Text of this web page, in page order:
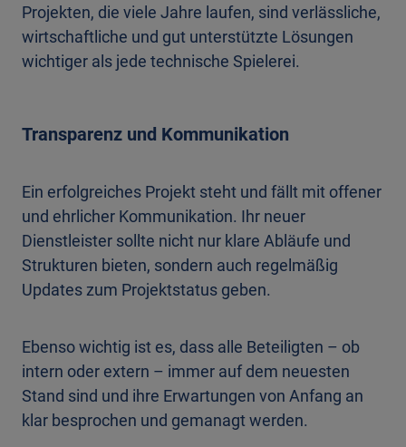
Projekten, die viele Jahre laufen, sind verlässliche,
wirtschaftliche und gut unterstützte Lösungen
wichtiger als jede technische Spielerei.
Transparenz und Kommunikation
Ein erfolgreiches Projekt steht und fällt mit offener
und ehrlicher Kommunikation. Ihr neuer
Dienstleister sollte nicht nur klare Abläufe und
Strukturen bieten, sondern auch regelmäßig
Updates zum Projektstatus geben.
Ebenso wichtig ist es, dass alle Beteiligten – ob
intern oder extern – immer auf dem neuesten
Stand sind und ihre Erwartungen von Anfang an
klar besprochen und gemanagt werden.